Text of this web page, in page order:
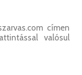
címen
valósul